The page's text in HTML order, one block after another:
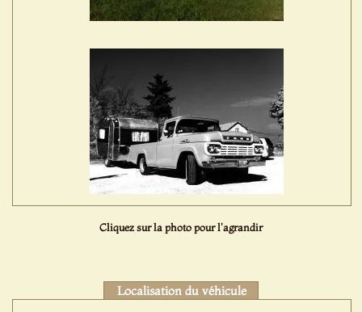
Cliquez sur la photo pour l'agrandir
Localisation du véhicule